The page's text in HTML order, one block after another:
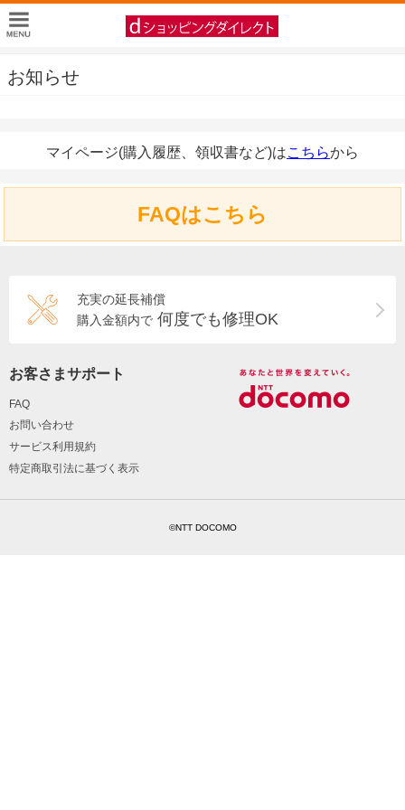
お知らせ
マイページ(購入履歴、領収書など)はこちらから
FAQはこちら
充実の延長補償
購入金額内で 何度でも修理OK
お客さまサポート
FAQ
お問い合わせ
サービス利用規約
特定商取引法に基づく表示
©NTT DOCOMO